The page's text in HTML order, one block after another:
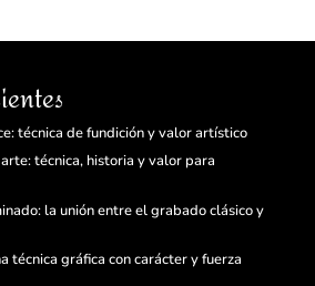
técnica de fundición y valor artístico
técnica, historia y valor para
la unión entre el grabado clásico y
técnica gráfica con carácter y fuerza